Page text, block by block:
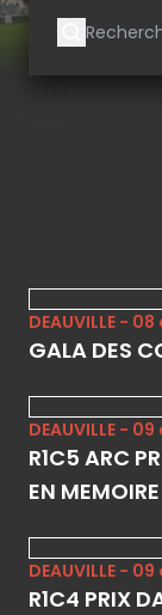
DEAUVILLE -
GALA DES
DEAUVILLE -
R1C5 ARC
EN
DEAUVILLE -
R1C4 PRIX